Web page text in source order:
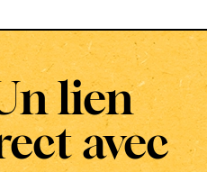
lien
avec